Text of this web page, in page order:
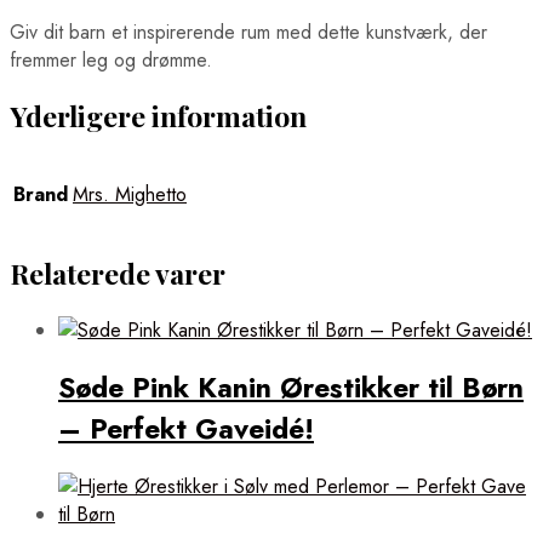
Giv dit barn et inspirerende rum med dette kunstværk, der
fremmer leg og drømme.
Yderligere information
BrandMrs. Mighetto
Relaterede varer
Søde Pink Kanin Ørestikker til Børn
– Perfekt Gaveidé!